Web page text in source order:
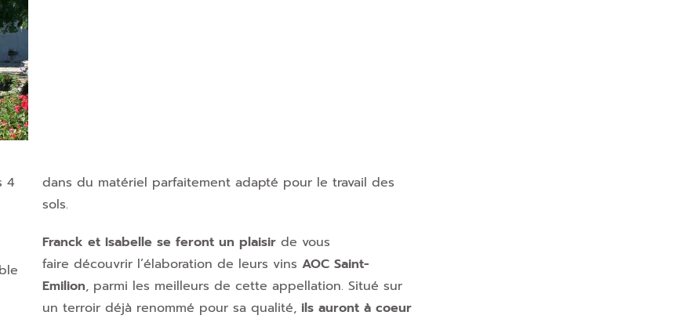
4
dans du matériel parfaitement adapté pour le travail des
sols.
Franck et Isabelle se feront un plaisir de vous
faire découvrir l’élaboration de leurs vins AOC Saint-
Emilion, parmi les meilleurs de cette appellation. Situé sur
un terroir déjà renommé pour sa qualité, ils auront à coeur